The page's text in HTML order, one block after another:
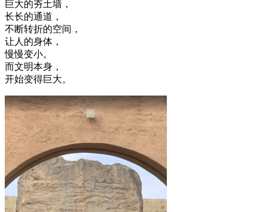
巨大的夯土墙，
长长的通道，
不断转折的空间，
让人的身体，
慢慢变小。
而文明本身，
开始变得巨大。